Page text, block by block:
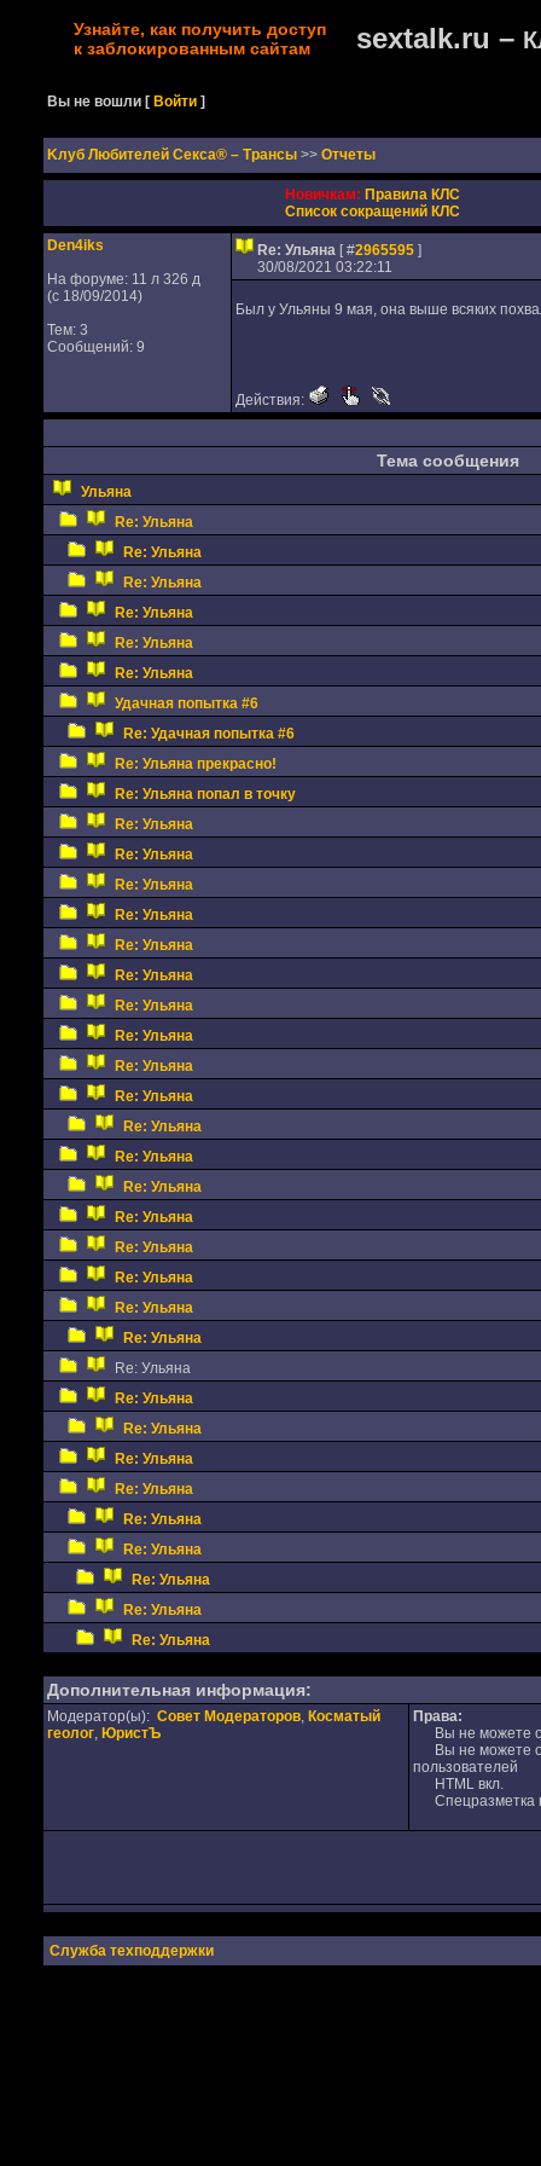
Узнайте, как получить доступ
к заблокированным сайтам
sextalk.ru –
Вы не вошли [Войти ]
Kлуб Любителей Секса® – Трансы >> Отчеты
Новичкам: Правила КЛС
Список сокращений КЛС
Den4iks
На форуме: 11 л 326 д
(с 18/09/2014)
Тем: 3
Сообщений: 9
Re: Ульяна [ #2965595]
30/08/2021 03:22:11
Был у Ульяны 9 мая, она выше всяких
Действия:
Тема сообщения
Ульяна
Re: Ульяна
Re: Ульяна
Re: Ульяна
Re: Ульяна
Re: Ульяна
Re: Ульяна
Удачная попытка #6
Re: Удачная попытка #6
Re: Ульяна прекрасно!
Re: Ульяна попал в точку
Re: Ульяна
Re: Ульяна
Re: Ульяна
Re: Ульяна
Re: Ульяна
Re: Ульяна
Re: Ульяна
Re: Ульяна
Re: Ульяна
Re: Ульяна
Re: Ульяна
Re: Ульяна
Re: Ульяна
Re: Ульяна
Re: Ульяна
Re: Ульяна
Re: Ульяна
Re: Ульяна
Re: Ульяна
Re: Ульяна
Re: Ульяна
Re: Ульяна
Re: Ульяна
Re: Ульяна
Re: Ульяна
Re: Ульяна
Re: Ульяна
Re: Ульяна
Дополнительная информация:
Модератор(ы): Совет Модераторов, Косматый
геолог, ЮристЪ
Права:
Вы не можете
Вы не можете
пользователей
HTML вкл.
Спецразметка
Служба техподдержки